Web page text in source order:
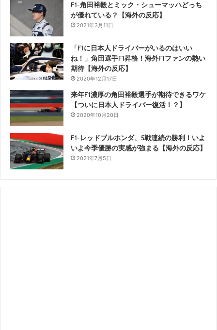
F1-角田裕毅とミック・シューマッハどっち
が優れている？【海外の反応】
2021年3月11日
「F1に日本人ドライバーがいるのはいい
ね！」角田選手F1昇格！海外F1ファンの熱い
期待【海外の反応】
2020年12月17日
来年F1濃厚の角田裕毅選手が期待できるワケ
【ついに日本人ドライバー復活！？】
2020年10月20日
F1-レッドブルホンダ、5戦連続の勝利！いよ
いよ今季優勝の実感が強まる【海外の反応】
2021年7月5日